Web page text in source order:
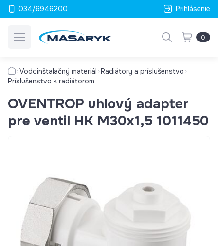
034/6946200 Prihlásenie
0
Vodoinštalačný materiál Radiátory a príslušenstvo
Príslušenstvo k radiátorom
OVENTROP uhlový adapter
pre ventil HK M30x1,5 1011450